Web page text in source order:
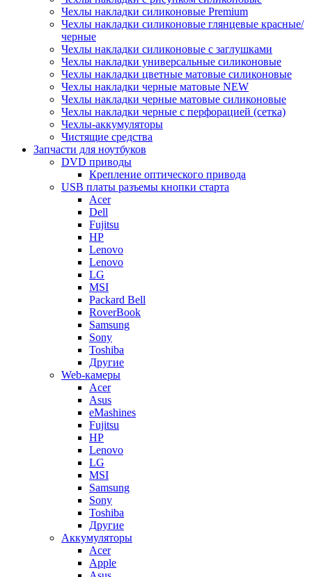
Чехлы накладки силиконовые Premium
Чехлы накладки силиконовые глянцевые красные/
черные
Чехлы накладки силиконовые с заглушками
Чехлы накладки универсальные силиконовые
Чехлы накладки цветные матовые силиконовые
Чехлы накладки черные матовые NEW
Чехлы накладки черные матовые силиконовые
Чехлы накладки черные с перфорацией (сетка)
Чехлы-аккумуляторы
Чистящие средства
Запчасти для ноутбуков
DVD приводы
Крепление оптического привода
USB платы разъемы кнопки старта
Acer
Dell
Fujitsu
HP
Lenovo
Lenovo
LG
MSI
Packard Bell
RoverBook
Samsung
Sony
Toshiba
Другие
Web-камеры
Acer
Asus
eMashines
Fujitsu
HP
Lenovo
LG
MSI
Samsung
Sony
Toshiba
Другие
Аккумуляторы
Acer
Apple